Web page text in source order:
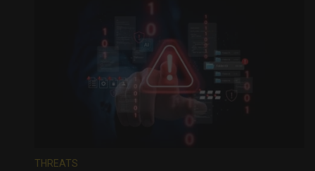
THREATS